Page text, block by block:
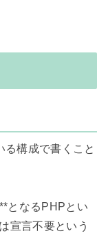
構成で書くこと
となるPHPとい
宣言不要という